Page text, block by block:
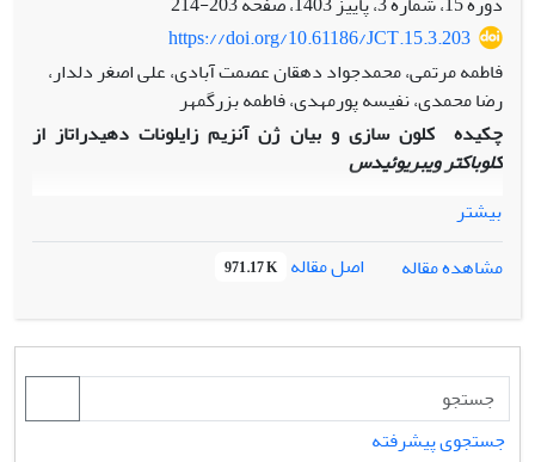
https://doi.org/10.61186/JCT.15.3.203
فاطمه مرتمی، محمدجواد دهقان عصمت آبادی، علی اصغر دلدار،
رضا محمدی، نفیسه پورمهدی، فاطمه بزرگمهر
چکیده کلون سازی و بیان ژن آنزیم زایلونات دهیدراتاز از
کلوباکتر ویبریوئیدس
بیشتر
مشاهده مقاله
اصل مقاله 971.17 K
جستجوی پیشرفته